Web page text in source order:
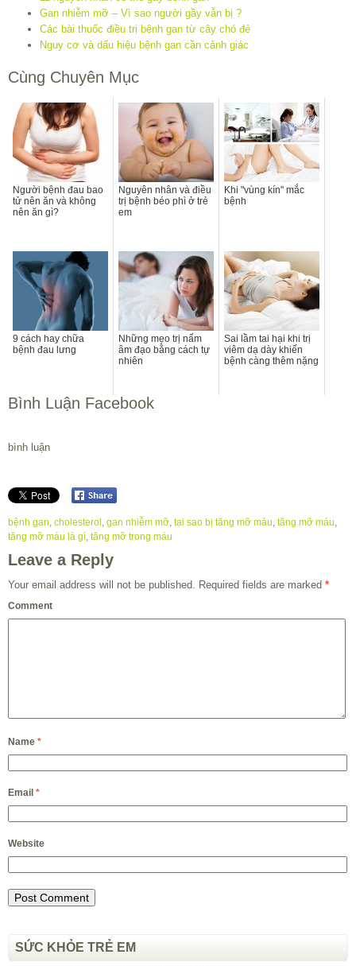
Gan nhiễm mỡ – Vì sao người gầy vẫn bị ?
Các bài thuốc điều trị bệnh gan từ cây chó đẻ
Nguy cơ và dấu hiệu bệnh gan cần cảnh giác
Cùng Chuyên Mục
Người bệnh đau bao
tử nên ăn và không
nên ăn gì?
Nguyên nhân và điều
trị bệnh béo phì ở trẻ
em
Khi "vùng kín" mắc
bệnh
9 cách hay chữa
bệnh đau lưng
Những mẹo trị nấm
âm đạo bằng cách tự
nhiên
Sai lầm tai hại khi trị
viêm dạ dày khiến
bệnh càng thêm nặng
Bình Luận Facebook
bình luận
bệnh gan, cholesterol , gan nhiễm mỡ, tại sao bị tăng mỡ máu, tăng mỡ máu,
tăng mỡ máu là gì, tăng mỡ trong máu
Leave a Reply
Your email address will not be published. Required fields are marked *
Comment
Name *
Email *
Website
SỨC KHỎE TRẺ EM